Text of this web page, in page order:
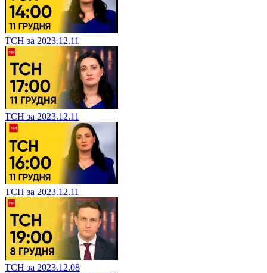
ТСН за 2023.12.11
ТСН за 2023.12.11
ТСН за 2023.12.11
ТСН за 2023.12.08